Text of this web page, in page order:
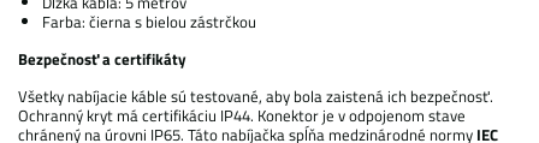
Farba: čierna s bielou zástrčkou
Bezpečnosť a certifikáty
Všetky nabíjacie káble sú testované, aby bola zaistená ich bezpečnosť.
Ochranný kryt má certifikáciu IP44. Konektor je v odpojenom stave
chránený na úrovni IP65. Táto nabíjačka spĺňa medzinárodné normy IEC